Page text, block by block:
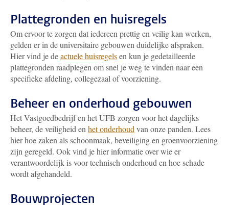
Plattegronden en huisregels
Om ervoor te zorgen dat iedereen prettig en veilig kan werken,
gelden er in de universitaire gebouwen duidelijke afspraken.
Hier vind je deactuele huisregelsen kun je gedetailleerde
plattegronden raadplegen om snel je weg te vinden naar een
specifieke afdeling, collegezaal of voorziening.
Beheer en onderhoud gebouwen
Het Vastgoedbedrijf en het UFB zorgen voor het dagelijks
beheer, de veiligheid en het onderhoud van onze panden. Lees
hier hoe zaken als schoonmaak, beveiliging en groenvoorziening
zijn geregeld. Ook vind je hier informatie over wie er
verantwoordelijk is voor technisch onderhoud en hoe schade
wordt afgehandeld.
Bouwprojecten